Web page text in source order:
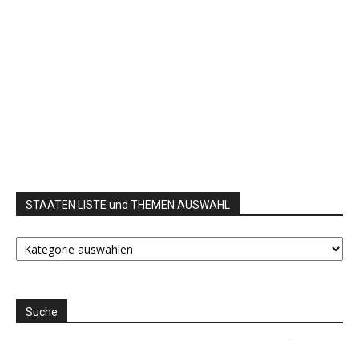
STAATEN LISTE und THEMEN AUSWAHL
STAATEN
LISTE
AUSWAHL
Suche